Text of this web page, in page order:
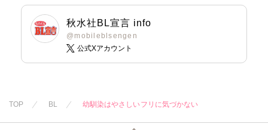
秋水社BL宣言 info
@mobileblsengen
公式Xアカウント
TOP BL 幼馴染はやさしいフリに気づかない